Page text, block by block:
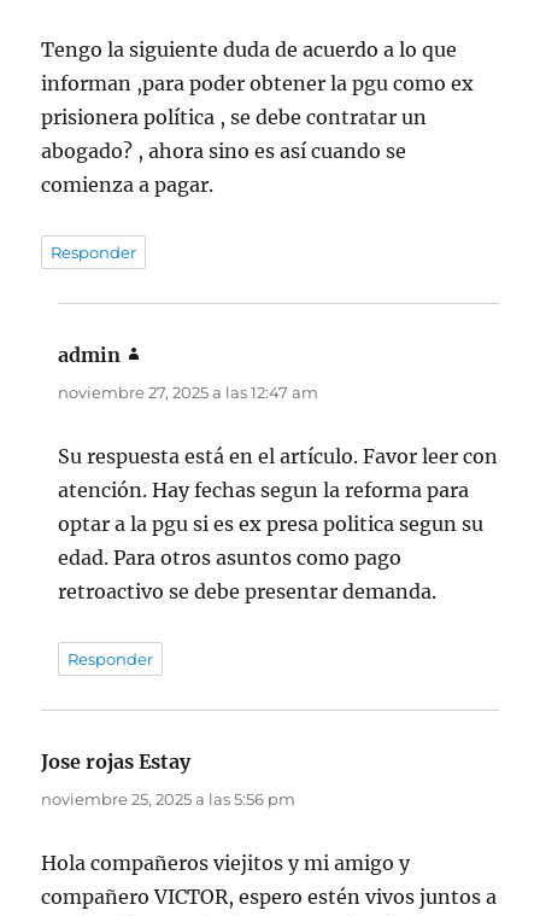
Tengo la siguiente duda de acuerdo a lo que
informan ,para poder obtener la pgu como ex
prisionera política , se debe contratar un
abogado? , ahora sino es así cuando se
comienza a pagar.
Responder
admin
noviembre 27, 2025 a las 12:47 am
Su respuesta está en el artículo. Favor leer con
atención. Hay fechas segun la reforma para
optar a la pgu si es ex presa politica segun su
edad. Para otros asuntos como pago
retroactivo se debe presentar demanda.
Responder
Jose rojas Estaydice:
noviembre 25, 2025 a las 5:56 pm
Hola compañeros viejitos y mi amigo y
compañero VICTOR, espero estén vivos juntos a